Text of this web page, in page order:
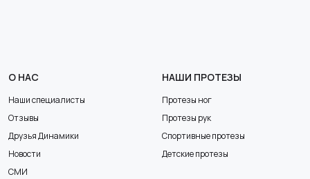
О НАС
Наши специалисты
Отзывы
Друзья Динамики
Новости
СМИ
НАШИ ПРОТЕЗЫ
Протезы ног
Протезы рук
Спортивные протезы
Детские протезы